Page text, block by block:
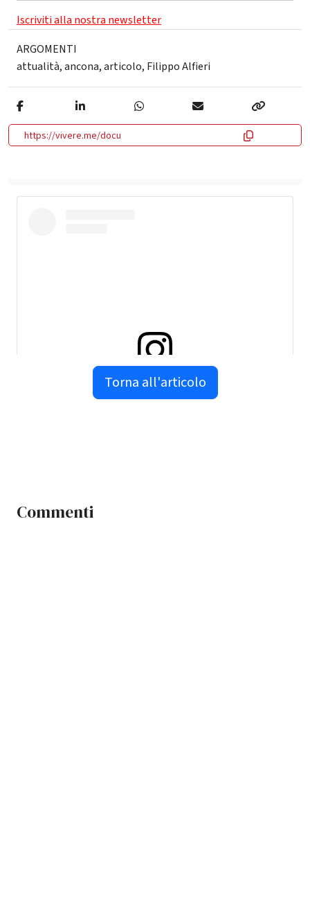
Iscriviti alla nostra newsletter
ARGOMENTI
attualità,ancona,articolo, Filippo Alfieri
https://vivere.me/docu
Visualizza questo post su Instagram
Torna all'articolo
Commenti